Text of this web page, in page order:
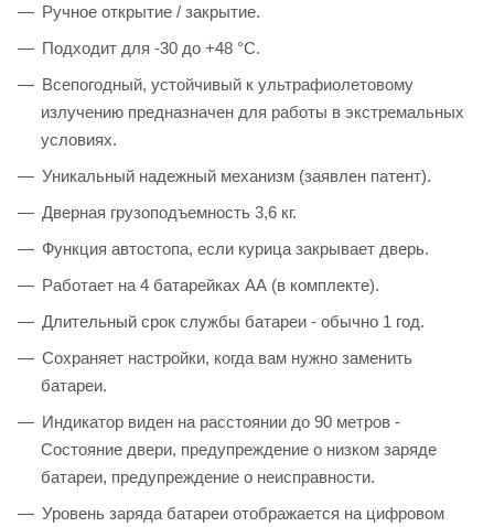
Ручное открытие / закрытие.
Подходит для -30 до +48 °С.
Всепогодный, устойчивый к ультрафиолетовому
излучению предназначен для работы в экстремальных
условиях.
Уникальный надежный механизм (заявлен патент).
Дверная грузоподъемность 3,6 кг.
Функция автостопа, если курица закрывает дверь.
Работает на 4 батарейках АА (в комплекте).
Длительный срок службы батареи - обычно 1 год.
Сохраняет настройки, когда вам нужно заменить
батареи.
Индикатор виден на расстоянии до 90 метров -
Состояние двери, предупреждение о низком заряде
батареи, предупреждение о неисправности.
Уровень заряда батареи отображается на цифровом